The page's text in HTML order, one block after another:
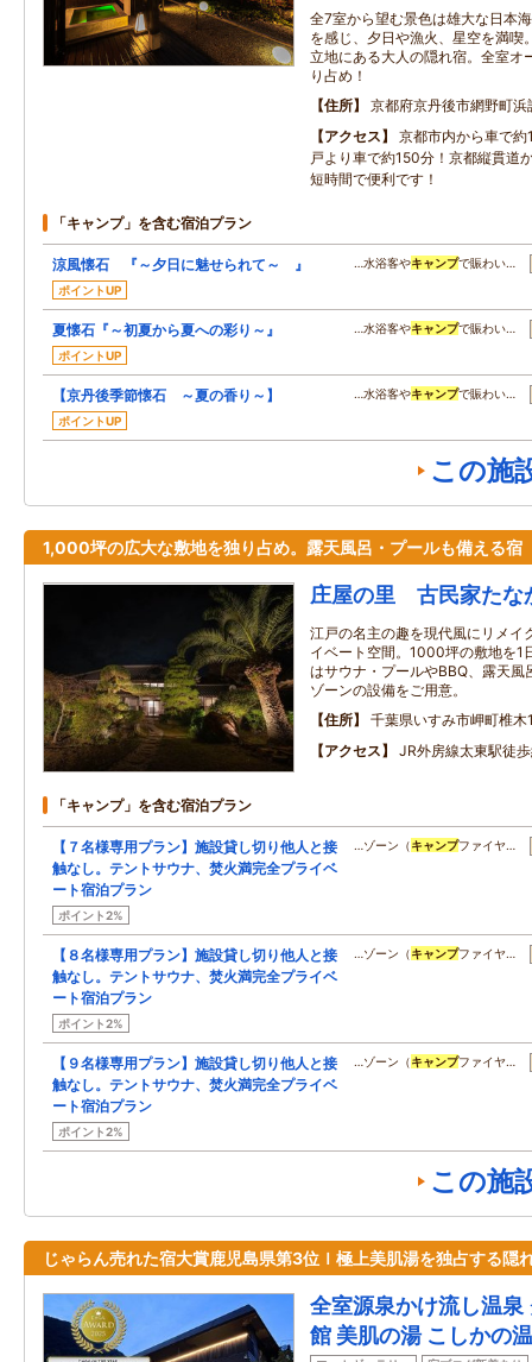
全7室から望む景色は雄大な日本
を感じ、夕日や漁火、星空を満喫
立地にある大人の隠れ宿。全室オ
り占め！
住所
京都府京丹後市網野町浜
アクセス
京都市内から車で
戸より車で約150分！京都縦貫道
短時間で便利です！
「キャンプ」を含む宿泊プラン
涼風懐石 『～夕日に魅せられて～ 』
ポイントUP
…水浴客やキャンプで賑わい…
夏懐石『～初夏から夏への彩り～』
ポイントUP
…水浴客やキャンプで賑わい…
【京丹後季節懐石 ～夏の香り～】
ポイントUP
…水浴客やキャンプで賑わい…
この施
1,000坪の広大な敷地を独り占め。露天風呂・プールも備える宿
庄屋の里 古民家たな
江戸の名主の趣を現代風にリメイ
イベート空間。1000坪の敷地を1
はサウナ・プールやBBQ、露天風
ゾーンの設備をご用意。
住所
千葉県いすみ市岬町椎木
アクセス
JR外房線太東駅徒
「キャンプ」を含む宿泊プラン
【７名様専用プラン】施設貸し切り他人と接
触なし。テントサウナ、焚火満完全プライベ
ート宿泊プラン
ポイント2%
…ゾーン（キャンプファイヤ…
【８名様専用プラン】施設貸し切り他人と接
触なし。テントサウナ、焚火満完全プライベ
ート宿泊プラン
ポイント2%
…ゾーン（キャンプファイヤ…
【９名様専用プラン】施設貸し切り他人と接
触なし。テントサウナ、焚火満完全プライベ
ート宿泊プラン
ポイント2%
…ゾーン（キャンプファイヤ…
この施
じゃらん売れた宿大賞鹿児島県第3位ｌ極上美肌湯を独占する隠
全室源泉かけ流し温泉
館 美肌の湯 こしかの